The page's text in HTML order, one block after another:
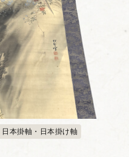
日本掛軸・日本掛け軸